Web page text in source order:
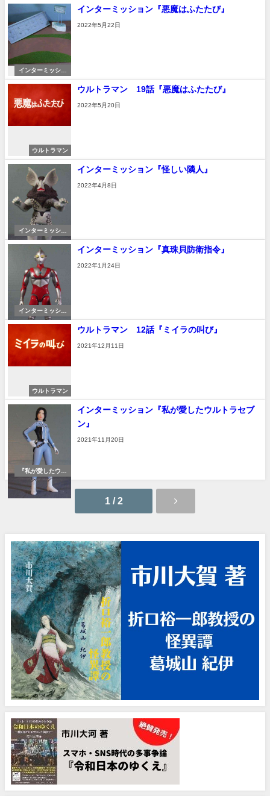
インターミッショ
ン
インターミッション『悪魔はふたたび』
2022年5月22日
ウルトラマン
ウルトラマン 19話『悪魔はふたたび』
2022年5月20日
インターミッショ
ン
インターミッション『怪しい隣人』
2022年4月8日
インターミッショ
ン
インターミッション『真珠貝防衛指令』
2022年1月24日
ウルトラマン
ウルトラマン 12話『ミイラの叫び』
2021年12月11日
『私が愛したウル
トラセブン』
インターミッション『私が愛したウルトラセブ
ン』
2021年11月20日
1 / 2